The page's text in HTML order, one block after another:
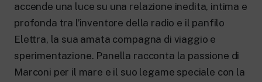
Rai Cultura
accende una luce su una relazione inedita, intima e
profonda tra l’inventore della radio e il panfilo
Elettra, la sua amata compagna di viaggio e
sperimentazione. Panella racconta la passione di
Marconi per il mare e il suo legame speciale con la